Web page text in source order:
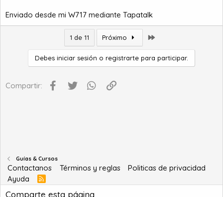
Enviado desde mi W717 mediante Tapatalk
1 de 11 Próximo
Debes iniciar sesión o registrarte para participar.
Compartir: Facebook
Twitter WhatsApp
Guías & Cursos
Contactanos Términos y reglas
Politicas de privacidad
Ayuda
R
S
S
Comparte esta página